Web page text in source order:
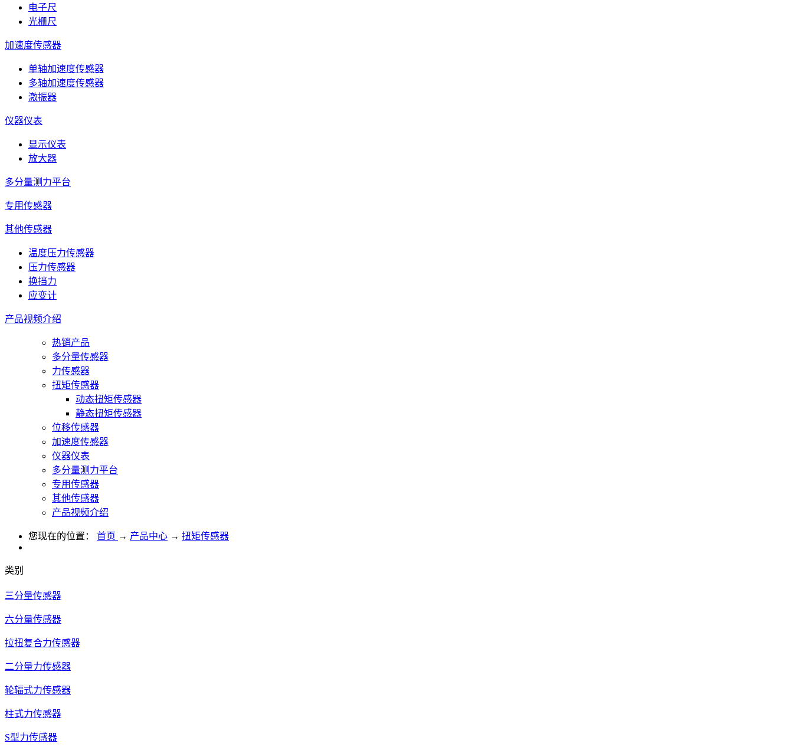
电子尺
光栅尺
加速度传感器
单轴加速度传感器
多轴加速度传感器
激振器
仪器仪表
显示仪表
放大器
多分量测力平台
专用传感器
其他传感器
温度压力传感器
压力传感器
换挡力
应变计
产品视频介绍
热销产品
多分量传感器
力传感器
扭矩传感器
动态扭矩传感器
静态扭矩传感器
位移传感器
加速度传感器
仪器仪表
多分量测力平台
专用传感器
其他传感器
产品视频介绍
您现在的位置： 首页 → 产品中心 → 扭矩传感器
类别
三分量传感器
六分量传感器
拉扭复合力传感器
二分量力传感器
轮辐式力传感器
柱式力传感器
S型力传感器